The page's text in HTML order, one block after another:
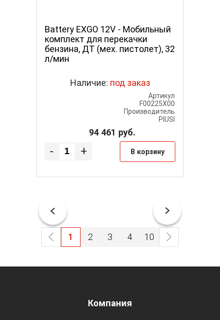
Battery EXGO 12V - Мобильный
комплект для перекачки
бензина, ДТ (мех. пистолет), 32
л/мин
Наличие: под заказ
Артикул
F00225X00
Производитель
PIUSI
94 461 руб.
- + В корзину
1 2 3 4 10
Компания